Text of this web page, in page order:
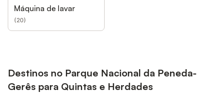
Máquina de lavar
(20)
Destinos no Parque Nacional da Peneda-
Gerês para Quintas e Herdades